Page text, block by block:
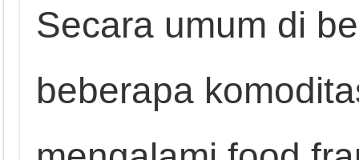
Secara umum di
beberapa